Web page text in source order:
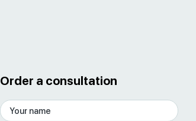
Order a consultation